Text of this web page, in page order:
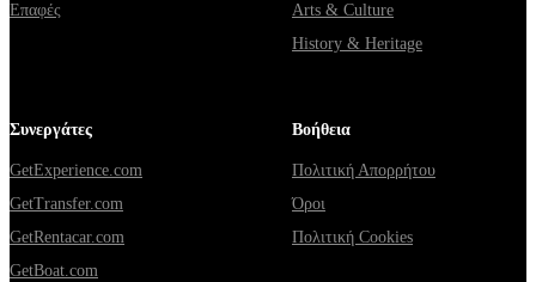
Επαφές
Arts & Culture
History & Heritage
Συνεργάτες
GetExperience.com
GetTransfer.com
GetRentacar.com
GetBoat.com
Βοήθεια
Πολιτική Απορρήτου
Όροι
Πολιτική Cookies